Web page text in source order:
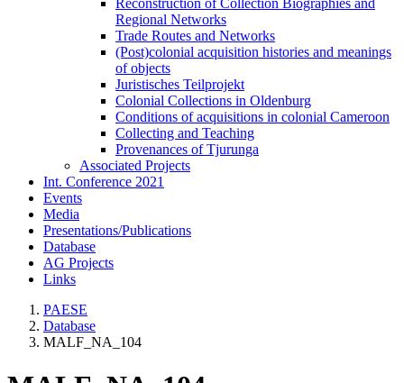
Regional Networks
Trade Routes and Networks
(Post)colonial acquisition histories and meanings
of objects
Juristisches Teilprojekt
Colonial Collections in Oldenburg
Conditions of acquisitions in colonial Cameroon
Collecting and Teaching
Provenances of Tjurunga
Associated Projects
Int. Conference 2021
Events
Media
Presentations/Publications
Database
AG Projects
Links
PAESE
Database
MALF_NA_104